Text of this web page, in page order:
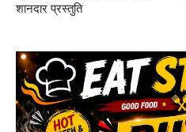
शानदार प्रस्तुति